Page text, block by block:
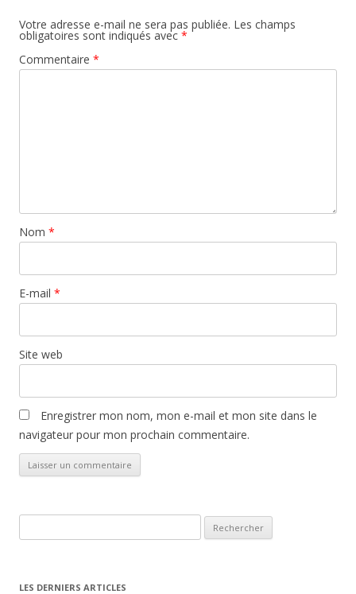
Votre adresse e-mail ne sera pas publiée. Les champs
obligatoires sont indiqués avec *
Commentaire *
Nom *
E-mail *
Site web
Enregistrer mon nom, mon e-mail et mon site dans le
navigateur pour mon prochain commentaire.
LES DERNIERS ARTICLES